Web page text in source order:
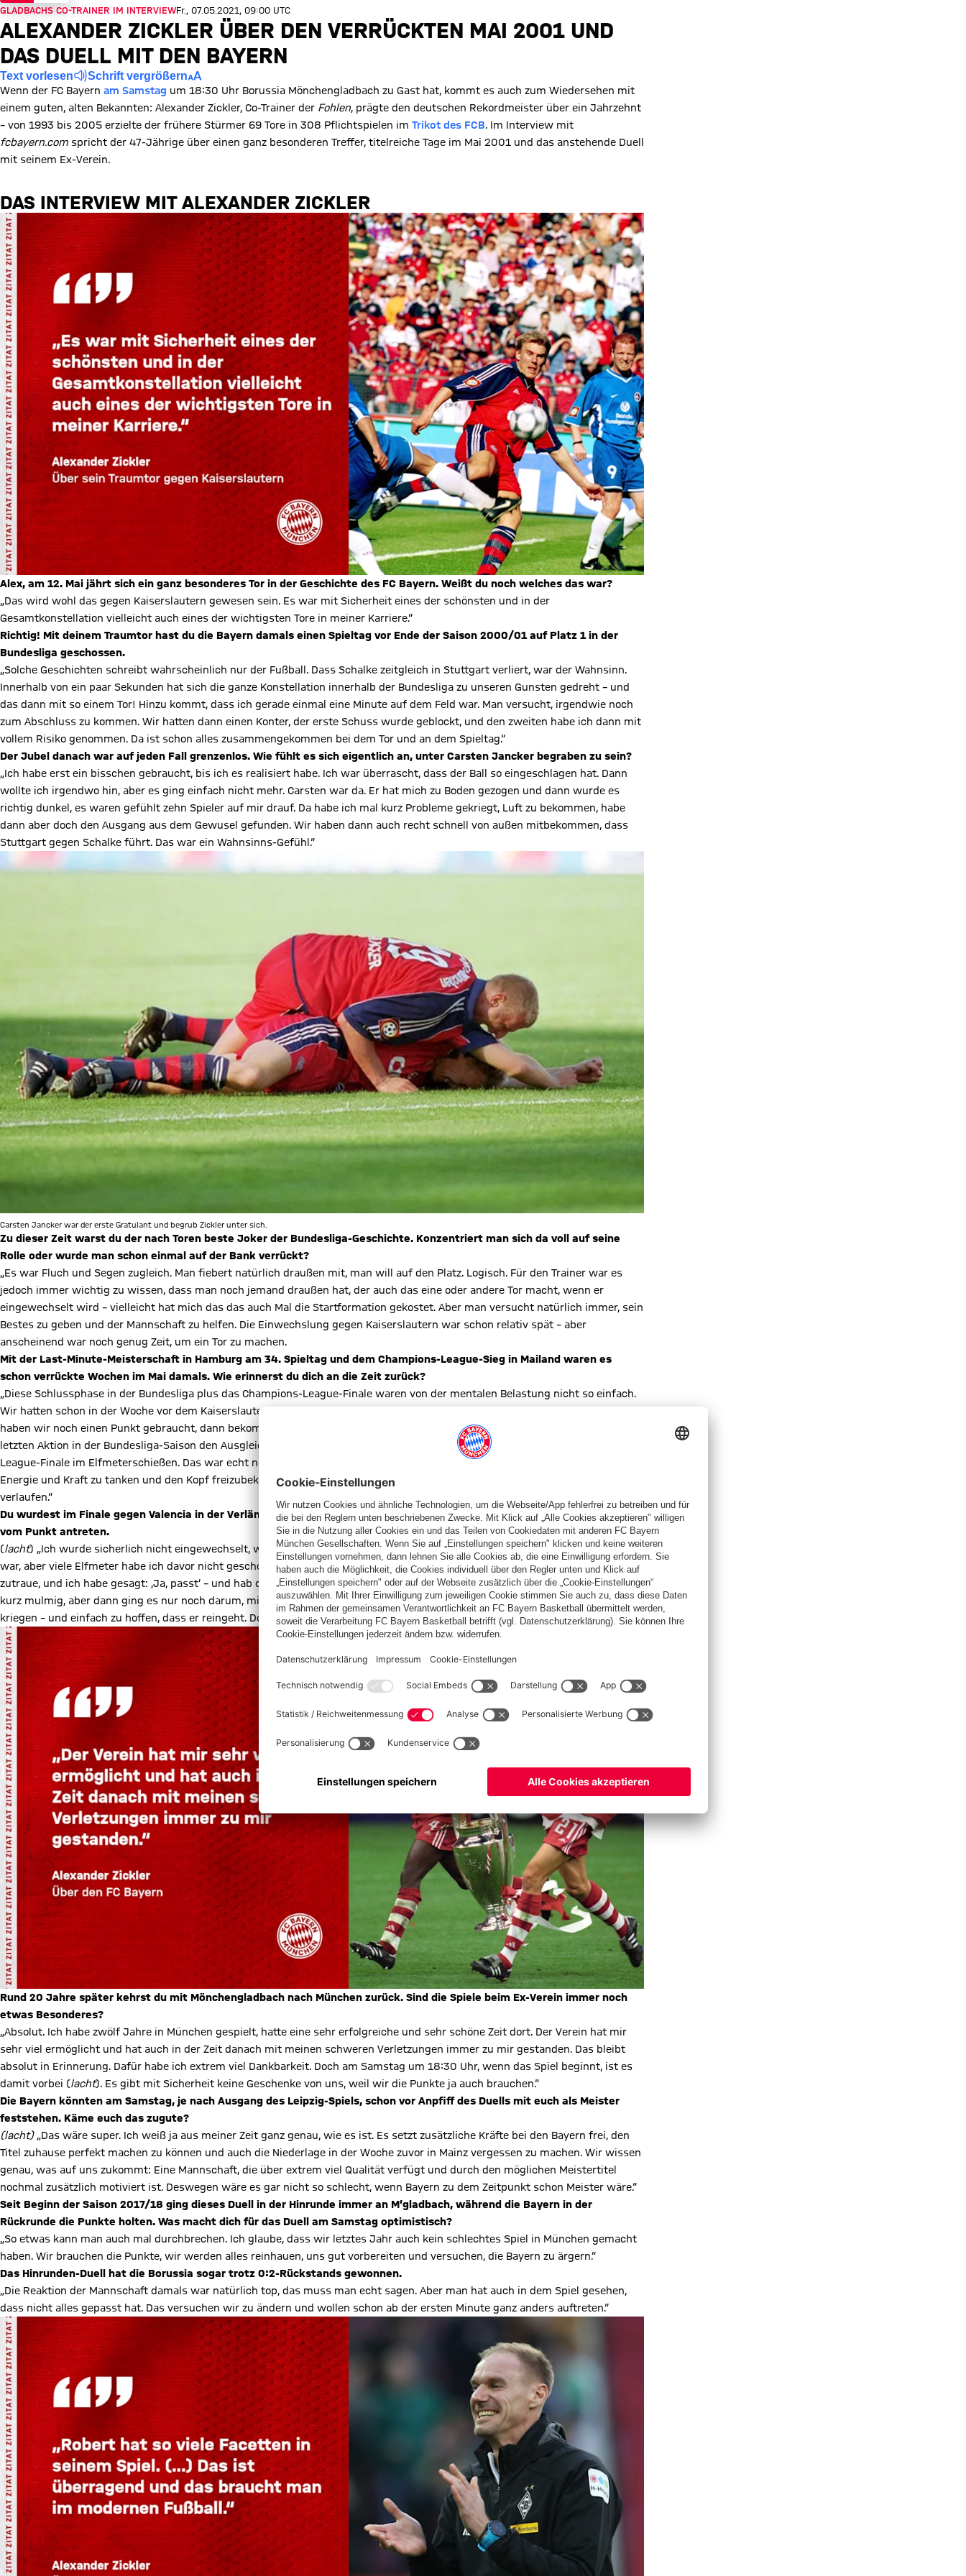
GLADBACHS CO-TRAINER IM INTERVIEWFr., 07.05.2021, 09:00 UTC
ALEXANDER ZICKLER ÜBER DEN VERRÜCKTEN MAI 2001 UND
DAS DUELL MIT DEN BAYERN
Text vorlesen Schrift vergrößern
Wenn der FC Bayern am Samstag um 18:30 Uhr Borussia Mönchengladbach zu Gast hat, kommt es auch zum Wiedersehen mit
einem guten, alten Bekannten: Alexander Zickler, Co-Trainer der Fohlen, prägte den deutschen Rekordmeister über ein Jahrzehnt
– von 1993 bis 2005 erzielte der frühere Stürmer 69 Tore in 308 Pflichtspielen im Trikot des FCB. Im Interview mit
fcbayern.com spricht der 47-Jährige über einen ganz besonderen Treffer, titelreiche Tage im Mai 2001 und das anstehende Duell
mit seinem Ex-Verein.
DAS INTERVIEW MIT ALEXANDER ZICKLER
Alex, am 12. Mai jährt sich ein ganz besonderes Tor in der Geschichte des FC Bayern. Weißt du noch welches das war?
„Das wird wohl das gegen Kaiserslautern gewesen sein. Es war mit Sicherheit eines der schönsten und in der
Gesamtkonstellation vielleicht auch eines der wichtigsten Tore in meiner Karriere.“
Richtig! Mit deinem Traumtor hast du die Bayern damals einen Spieltag vor Ende der Saison 2000/01 auf Platz 1 in der
Bundesliga geschossen.
„Solche Geschichten schreibt wahrscheinlich nur der Fußball. Dass Schalke zeitgleich in Stuttgart verliert, war der Wahnsinn.
Innerhalb von ein paar Sekunden hat sich die ganze Konstellation innerhalb der Bundesliga zu unseren Gunsten gedreht – und
das dann mit so einem Tor! Hinzu kommt, dass ich gerade einmal eine Minute auf dem Feld war. Man versucht, irgendwie noch
zum Abschluss zu kommen. Wir hatten dann einen Konter, der erste Schuss wurde geblockt, und den zweiten habe ich dann mit
vollem Risiko genommen. Da ist schon alles zusammengekommen bei dem Tor und an dem Spieltag.“
Der Jubel danach war auf jeden Fall grenzenlos. Wie fühlt es sich eigentlich an, unter Carsten Jancker begraben zu sein?
„Ich habe erst ein bisschen gebraucht, bis ich es realisiert habe. Ich war überrascht, dass der Ball so eingeschlagen hat. Dann
wollte ich irgendwo hin, aber es ging einfach nicht mehr. Carsten war da. Er hat mich zu Boden gezogen und dann wurde es
richtig dunkel, es waren gefühlt zehn Spieler auf mir drauf. Da habe ich mal kurz Probleme gekriegt, Luft zu bekommen, habe
dann aber doch den Ausgang aus dem Gewusel gefunden. Wir haben dann auch recht schnell von außen mitbekommen, dass
Stuttgart gegen Schalke führt. Das war ein Wahnsinns-Gefühl.“
Carsten Jancker war der erste Gratulant und begrub Zickler unter sich.
Zu dieser Zeit warst du der nach Toren beste Joker der Bundesliga-Geschichte. Konzentriert man sich da voll auf seine
Rolle oder wurde man schon einmal auf der Bank verrückt?
„Es war Fluch und Segen zugleich. Man fiebert natürlich draußen mit, man will auf den Platz. Logisch. Für den Trainer war es
jedoch immer wichtig zu wissen, dass man noch jemand draußen hat, der auch das eine oder andere Tor macht, wenn er
eingewechselt wird – vielleicht hat mich das das auch Mal die Startformation gekostet. Aber man versucht natürlich immer, sein
Bestes zu geben und der Mannschaft zu helfen. Die Einwechslung gegen Kaiserslautern war schon relativ spät – aber
anscheinend war noch genug Zeit, um ein Tor zu machen.
Mit der Last-Minute-Meisterschaft in Hamburg am 34. Spieltag und dem Champions-League-Sieg in Mailand waren es
schon verrückte Wochen im Mai damals. Wie erinnerst du dich an die Zeit zurück?
„Diese Schlussphase in der Bundesliga plus das Champions-League-Finale waren von der mentalen Belastung nicht so einfach.
Wir hatten schon in der Woche vor dem Kaiserslautern-Spiel beim 1:0 in Leverkusen erst spät das Tor gemacht. In Hamburg
haben wir noch einen Punkt gebraucht, dann bekommt man in der 89. Minute das Gegentor und macht dann eigentlich mit der
letzten Aktion in der Bundesliga-Saison den Ausgleich und wird dadurch Meister. Dann gewinnen wir auch noch das Champions-
League-Finale im Elfmeterschießen. Das war echt nervenaufreibend. Da braucht man danach schon einige Zeit, um wieder
Energie und Kraft zu tanken und den Kopf freizubekommen. Es war schon Wahnsinn, aber Gott sei Dank ist ja alles positiv
verlaufen.“
Du wurdest im Finale gegen Valencia in der Verlängerung eingewechselt und musstest dann auch im Elfmeterschießen
vom Punkt antreten.
(lacht) „Ich wurde sicherlich nicht eingewechselt, weil ich als sicherer Schütze eingeplant war. Ich weiß nicht, ob es mein erster
war, aber viele Elfmeter habe ich davor nicht geschossen. Aber ich war frisch, der Trainer hat mich gefragt, ob ich es mir
zutraue, und ich habe gesagt: ‚Ja, passt‘ – und hab dann kurze Zeit danach realisiert, was ich da gerade gesagt habe. Mir war
kurz mulmig, aber dann ging es nur noch darum, mich zu fokussieren, eine Ecke rauszusuchen und Druck hinter den Ball zu
kriegen – und einfach zu hoffen, dass er reingeht. Doch es ist gutgegangen. Wir haben den Titel geholt, das zählt!“
Rund 20 Jahre später kehrst du mit Mönchengladbach nach München zurück. Sind die Spiele beim Ex-Verein immer noch
etwas Besonderes?
„Absolut. Ich habe zwölf Jahre in München gespielt, hatte eine sehr erfolgreiche und sehr schöne Zeit dort. Der Verein hat mir
sehr viel ermöglicht und hat auch in der Zeit danach mit meinen schweren Verletzungen immer zu mir gestanden. Das bleibt
absolut in Erinnerung. Dafür habe ich extrem viel Dankbarkeit. Doch am Samstag um 18:30 Uhr, wenn das Spiel beginnt, ist es
damit vorbei (lacht). Es gibt mit Sicherheit keine Geschenke von uns, weil wir die Punkte ja auch brauchen.“
Die Bayern könnten am Samstag, je nach Ausgang des Leipzig-Spiels, schon vor Anpfiff des Duells mit euch als Meister
feststehen. Käme euch das zugute?
(lacht)„Das wäre super. Ich weiß ja aus meiner Zeit ganz genau, wie es ist. Es setzt zusätzliche Kräfte bei den Bayern frei, den
Titel zuhause perfekt machen zu können und auch die Niederlage in der Woche zuvor in Mainz vergessen zu machen. Wir wissen
genau, was auf uns zukommt: Eine Mannschaft, die über extrem viel Qualität verfügt und durch den möglichen Meistertitel
nochmal zusätzlich motiviert ist. Deswegen wäre es gar nicht so schlecht, wenn Bayern zu dem Zeitpunkt schon Meister wäre.“
Seit Beginn der Saison 2017/18 ging dieses Duell in der Hinrunde immer an M’gladbach, während die Bayern in der
Rückrunde die Punkte holten. Was macht dich für das Duell am Samstag optimistisch?
„So etwas kann man auch mal durchbrechen. Ich glaube, dass wir letztes Jahr auch kein schlechtes Spiel in München gemacht
haben. Wir brauchen die Punkte, wir werden alles reinhauen, uns gut vorbereiten und versuchen, die Bayern zu ärgern.“
Das Hinrunden-Duell hat die Borussia sogar trotz 0:2-Rückstands gewonnen.
„Die Reaktion der Mannschaft damals war natürlich top, das muss man echt sagen. Aber man hat auch in dem Spiel gesehen,
dass nicht alles gepasst hat. Das versuchen wir zu ändern und wollen schon ab der ersten Minute ganz anders auftreten.“